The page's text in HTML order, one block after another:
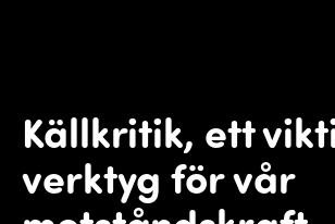
Källkritik, ett
verktyg för vår